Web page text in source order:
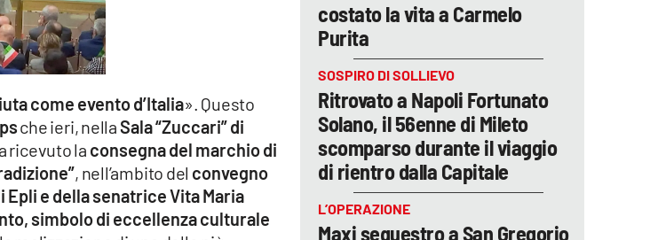
come evento d’Italia». Questo
che ieri, nellaSala “Zuccari” di
ricevuto la consegna del marchio di
, nell’ambito del convegno
Epli e della senatrice Vita Maria
simbolo di eccellenza culturale
costato la vita a Carmelo
Purita
SOSPIRO DI SOLLIEVO
Ritrovato a Napoli Fortunato
Solano, il 56enne di Mileto
scomparso durante il viaggio
di rientro dalla Capitale
L’OPERAZIONE
Maxi sequestro a San Gregorio